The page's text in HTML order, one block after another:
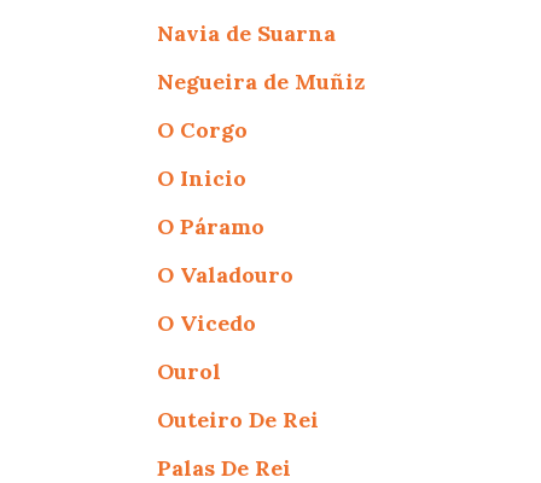
Navia de Suarna
Negueira de Muñiz
O Corgo
O Inicio
O Páramo
O Valadouro
O Vicedo
Ourol
Outeiro De Rei
Palas De Rei